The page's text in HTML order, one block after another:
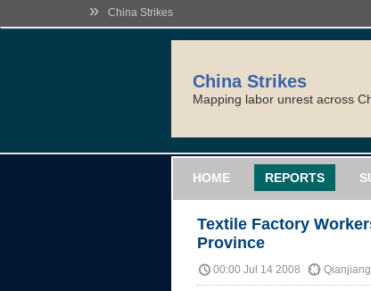
» China Strikes
China Strikes
Mapping labor unrest across
HOME REPORTS
Textile Factory
Province
00:00 Jul 14 2008